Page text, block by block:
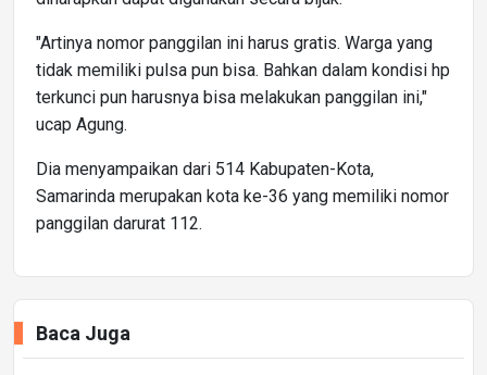
"Artinya nomor panggilan ini harus gratis. Warga yang
tidak memiliki pulsa pun bisa. Bahkan dalam kondisi hp
terkunci pun harusnya bisa melakukan panggilan ini,"
ucap Agung.
Dia menyampaikan dari 514 Kabupaten-Kota,
Samarinda merupakan kota ke-36 yang memiliki nomor
panggilan darurat 112.
Baca Juga